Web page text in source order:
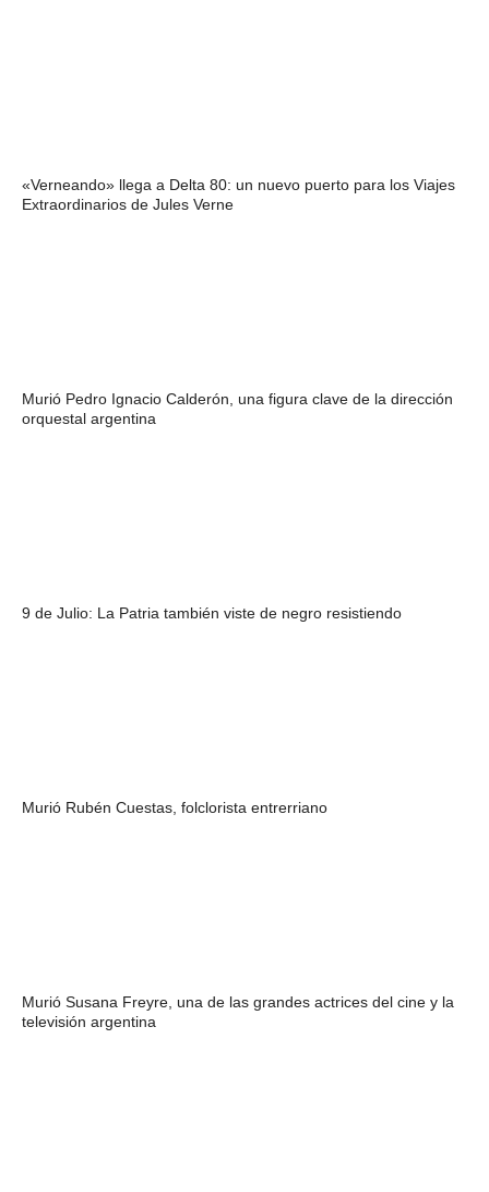
«Verneando» llega a Delta 80: un nuevo puerto para los Viajes
Extraordinarios de Jules Verne
Murió Pedro Ignacio Calderón, una figura clave de la dirección
orquestal argentina
9 de Julio: La Patria también viste de negro resistiendo
Murió Rubén Cuestas, folclorista entrerriano
Murió Susana Freyre, una de las grandes actrices del cine y la
televisión argentina